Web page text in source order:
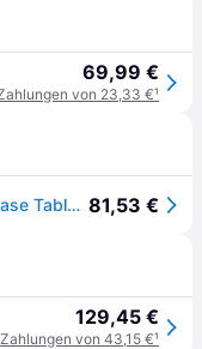
69,99 €
von 23,33 €¹
Urban Armor Gear Plasma Handstrap Case Tablet-cover Microsoft Surface Pro 9, ... 81,53 €
129,45 €
von 43,15 €¹